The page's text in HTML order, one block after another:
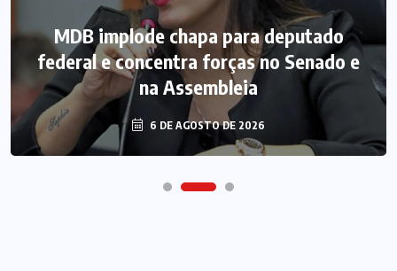
MDB implode chapa para deputado
federal e concentra forças no Senado e
na Assembleia
6 DE AGOSTO DE 2026